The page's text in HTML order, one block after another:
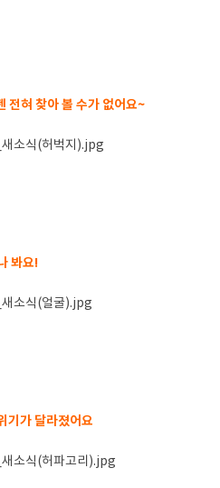
전혀 찾아 볼 수가 없어요~
봐요!
기가 달라졌어요